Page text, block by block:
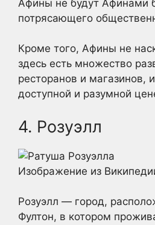
Афины не будут Афинами
потрясающего
Кроме того, Афины не
здесь есть множество
ресторанов и магазинов,
доступной и разумной
4. Розуэлл
Изображение из
Розуэлл — город,
Фултон, в котором